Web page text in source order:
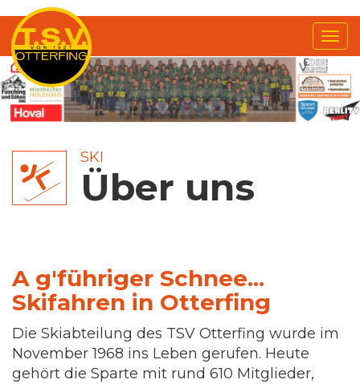
SKI
Über uns
A g'führiger Schnee...
Skifahren in Otterfing
Die Skiabteilung des TSV Otterfing wurde im
November 1968 ins Leben gerufen. Heute
gehört die Sparte mit rund 610 Mitglieder,